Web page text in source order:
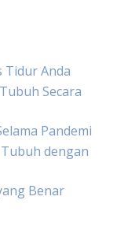
Tidur Anda
Secara
Pandemi
dengan
Benar